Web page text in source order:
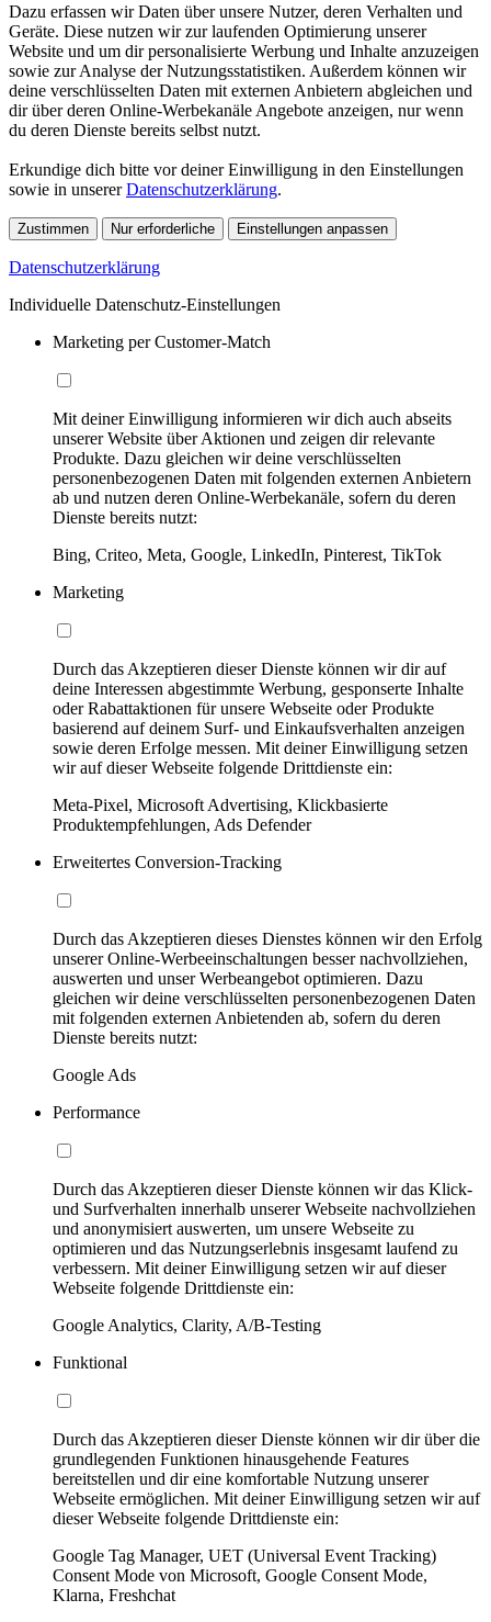
Dazu erfassen wir Daten über unsere Nutzer, deren Verhalten und
Geräte. Diese nutzen wir zur laufenden Optimierung unserer
Website und um dir personalisierte Werbung und Inhalte anzuzeigen
sowie zur Analyse der Nutzungsstatistiken. Außerdem können wir
deine verschlüsselten Daten mit externen Anbietern abgleichen und
dir über deren Online-Werbekanäle Angebote anzeigen, nur wenn
du deren Dienste bereits selbst nutzt.
Erkundige dich bitte vor deiner Einwilligung in den Einstellungen
sowie in unsererDatenschutzerklärung.
Zustimmen Nur erforderliche Einstellungen anpassen
Datenschutzerklärung
Individuelle Datenschutz-Einstellungen
Marketing per Customer-Match
Mit deiner Einwilligung informieren wir dich auch abseits
unserer Website über Aktionen und zeigen dir relevante
Produkte. Dazu gleichen wir deine verschlüsselten
personenbezogenen Daten mit folgenden externen Anbietern
ab und nutzen deren Online-Werbekanäle, sofern du deren
Dienste bereits nutzt:
Bing, Criteo, Meta, Google, LinkedIn, Pinterest, TikTok
Marketing
Durch das Akzeptieren dieser Dienste können wir dir auf
deine Interessen abgestimmte Werbung, gesponserte Inhalte
oder Rabattaktionen für unsere Webseite oder Produkte
basierend auf deinem Surf- und Einkaufsverhalten anzeigen
sowie deren Erfolge messen. Mit deiner Einwilligung setzen
wir auf dieser Webseite folgende Drittdienste ein:
Meta-Pixel, Microsoft Advertising, Klickbasierte
Produktempfehlungen, Ads Defender
Erweitertes Conversion-Tracking
Durch das Akzeptieren dieses Dienstes können wir den Erfolg
unserer Online-Werbeeinschaltungen besser nachvollziehen,
auswerten und unser Werbeangebot optimieren. Dazu
gleichen wir deine verschlüsselten personenbezogenen Daten
mit folgenden externen Anbietenden ab, sofern du deren
Dienste bereits nutzt:
Google Ads
Performance
Durch das Akzeptieren dieser Dienste können wir das Klick-
und Surfverhalten innerhalb unserer Webseite nachvollziehen
und anonymisiert auswerten, um unsere Webseite zu
optimieren und das Nutzungserlebnis insgesamt laufend zu
verbessern. Mit deiner Einwilligung setzen wir auf dieser
Webseite folgende Drittdienste ein:
Google Analytics, Clarity, A/B-Testing
Funktional
Durch das Akzeptieren dieser Dienste können wir dir über die
grundlegenden Funktionen hinausgehende Features
bereitstellen und dir eine komfortable Nutzung unserer
Webseite ermöglichen. Mit deiner Einwilligung setzen wir auf
dieser Webseite folgende Drittdienste ein:
Google Tag Manager, UET (Universal Event Tracking)
Consent Mode von Microsoft, Google Consent Mode,
Klarna, Freshchat